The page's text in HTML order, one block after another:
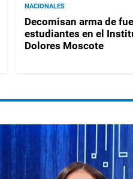
NACIONALES
Decomisan arma de
estudiantes en el
Dolores Moscote